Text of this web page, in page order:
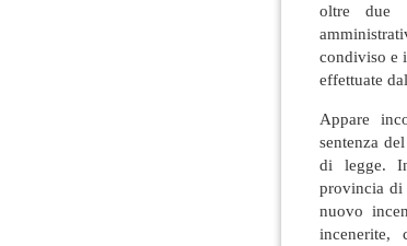
oltre due
condiviso e
effettuate
Appare
sentenza
di legge.
provincia di
nuovo
incenerite,